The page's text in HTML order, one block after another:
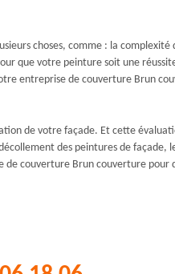
choses, comme : la complexité
que votre peinture soit une
entreprise de couverture Brun
de votre façade. Et cette
des peintures de façade,
de couverture Brun couverture pour